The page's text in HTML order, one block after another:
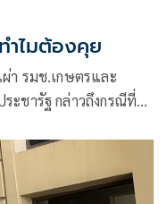
ำไมต้องคุย
า รมช.เกษตรและ
ะชารัฐ กล่าวถึงกรณีที่